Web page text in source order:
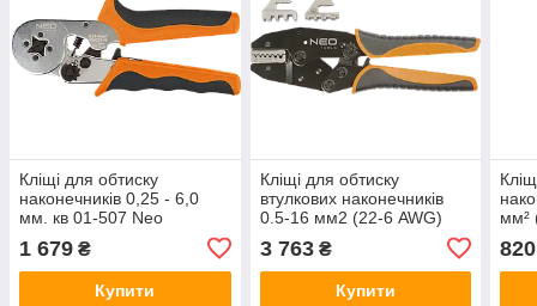
Кліщі для обтиску
наконечників 0,25 - 6,0
мм. кв 01-507 Neo
1 679 ₴
Купити
Кліщі для обтиску
втулкових наконечників
0.5-16 мм2 (22-6 AWG)
3 763₴
Купити
мм²
820